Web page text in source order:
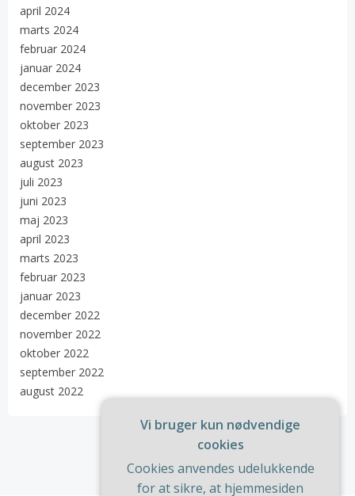
april 2024
marts 2024
februar 2024
januar 2024
december 2023
november 2023
oktober 2023
september 2023
august 2023
juli 2023
juni 2023
maj 2023
april 2023
marts 2023
februar 2023
januar 2023
december 2022
november 2022
oktober 2022
september 2022
august 2022
Vi bruger kun nødvendige
cookies
Cookies anvendes udelukkende
for at sikre, at hjemmesiden